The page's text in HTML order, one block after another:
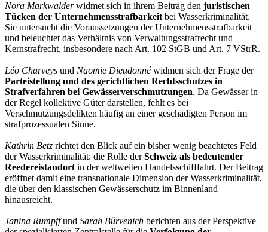
Nora Markwalderwidmet sich in ihrem Beitrag den juristischen
Tücken der Unternehmensstrafbarkeit bei Wasserkriminalität.
Sie untersucht die Voraussetzungen der Unternehmensstrafbarkeit
und beleuchtet das Verhältnis von Verwaltungsstrafrecht und
Kernstrafrecht, insbesondere nach Art. 102 StGB und Art. 7 VStrR.
Léo Charveys und Naomie Dieudonnéwidmen sich der Frage der
Parteistellung und des gerichtlichen Rechtsschutzes in
Strafverfahren bei Gewässerverschmutzungen. Da Gewässer in
der Regel kollektive Güter darstellen, fehlt es bei
Verschmutzungsdelikten häufig an einer geschädigten Person im
strafprozessualen Sinne.
Kathrin Betz richtet den Blick auf ein bisher wenig beachtetes Feld
der Wasserkriminalität: die Rolle derSchweiz als bedeutender
Reedereistandort in der weltweiten Handelsschifffahrt. Der Beitrag
eröffnet damit eine transnationale Dimension der Wasserkriminalität,
die über den klassischen Gewässerschutz im Binnenland
hinausreicht.
Janina Rumpffund Sarah Bürvenich berichten aus der Perspektive